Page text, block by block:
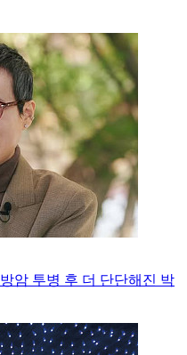
암 투병 후 더 단단해진 박